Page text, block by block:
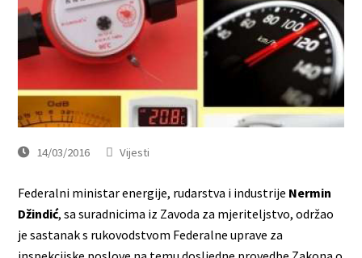
14/03/2016 Vijesti
Federalni ministar energije, rudarstva i industrije Nermin
Džindić, sa suradnicima iz Zavoda za mjeriteljstvo, održao
je sastanak s rukovodstvom Federalne uprave za